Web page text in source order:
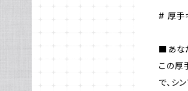
# 厚手
■あな
この厚
で、シ